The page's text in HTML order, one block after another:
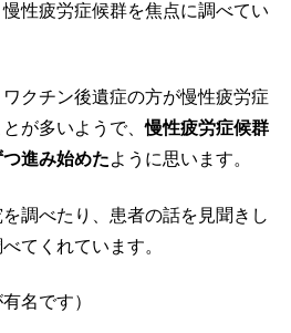
性疲労症候群を焦点に調べてい
クチン後遺症の方が慢性疲労症
が多いようで、慢性疲労症候群
進み始めたように思います。
調べたり、患者の話を見聞きし
てくれています。
名です）